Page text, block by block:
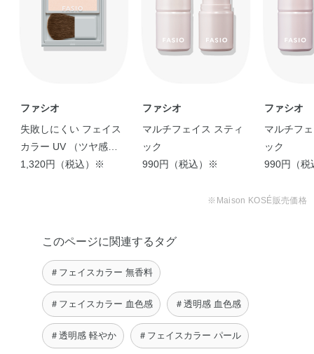
ファシオ
失敗しにくい フェイス
カラー UV （ツヤ感タ
イプ）
1,320円（税込）※
ファシオ
マルチフェイス スティ
ック
990円（税込）※
ファシオ
マルチフ
ック
990円（
※Maison KOSÉ販売価格
このページに関連するタグ
＃フェイスカラー 無香料
＃フェイスカラー 血色感 ＃透明感 血色感
＃透明感 軽やか ＃フェイスカラー パール